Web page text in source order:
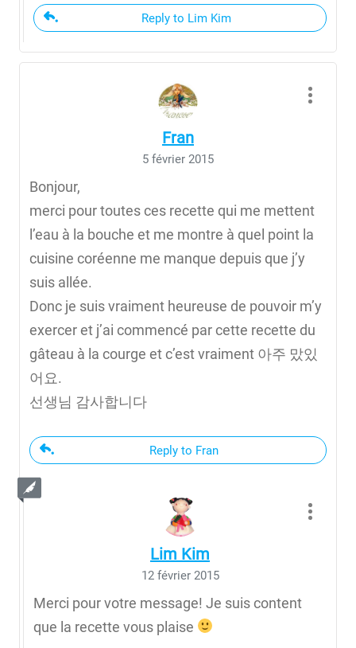
Reply to Lim Kim
Fran
5 février 2015
Bonjour,
merci pour toutes ces recette qui me mettent
l’eau à la bouche et me montre à quel point la
cuisine coréenne me manque depuis que j’y
suis allée.
Donc je suis vraiment heureuse de pouvoir m’y
exercer et j’ai commencé par cette recette du
gâteau à la courge et c’est vraiment 아주 맜있
어요.
선생님 감사합니다
Reply to Fran
Lim Kim
12 février 2015
Merci pour votre message! Je suis content
que la recette vous plaise